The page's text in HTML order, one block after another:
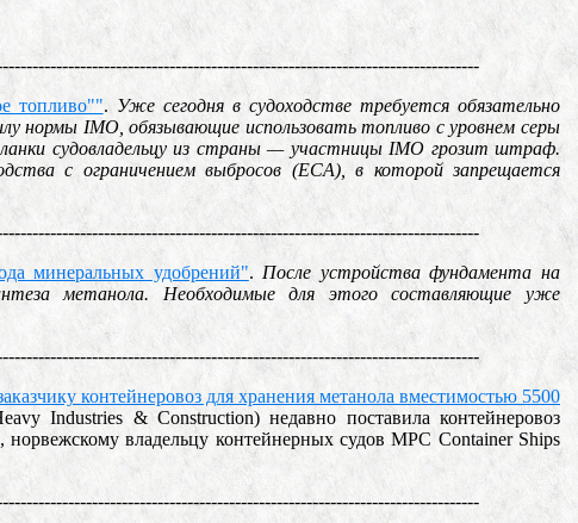
топливо"". Уже сегодня в судоходстве требуется обязательно
нормы IMO, обязывающие использовать топливо с уровнем серы
судовладельцу из страны — участницы IMO грозит штраф.
с ограничением выбросов (ECA), в которой запрещается
минеральных удобрений". После устройства фундамента на
метанола. Необходимые для этого составляющие уже
контейнеровоз для хранения метанола вместимостью 5500
Industries & Construction) недавно поставила контейнеровоз
владельцу контейнерных судов MPC Container Ships